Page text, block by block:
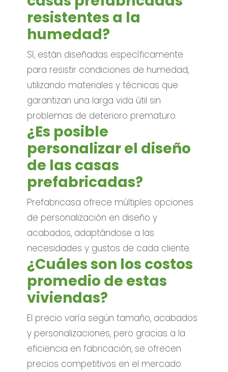
resistentes a la
humedad?
Sí, están diseñadas específicamente
para resistir condiciones de humedad,
utilizando materiales y técnicas que
garantizan una larga vida útil sin
problemas de deterioro prematuro.
¿Es posible
personalizar el diseño
de las casas
prefabricadas?
Prefabricasa ofrece múltiples opciones
de personalización en diseño y
acabados, adaptándose a las
necesidades y gustos de cada cliente.
¿Cuáles son los costos
promedio de estas
viviendas?
El precio varía según tamaño, acabados
y personalizaciones, pero gracias a la
eficiencia en fabricación, se ofrecen
precios competitivos en el mercado